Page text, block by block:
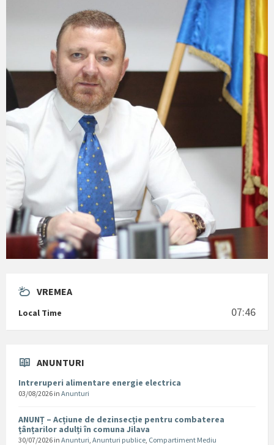
VREMEA
Local Time 07:46
ANUNTURI
Intreruperi alimentare energie electrica
03/08/2026 in Anunturi
ANUNȚ – Acțiune de dezinsecție pentru combaterea
țânțarilor adulți în comuna Jilava
30/07/2026 in Anunturi, Anunturi publice, Compartiment Mediu